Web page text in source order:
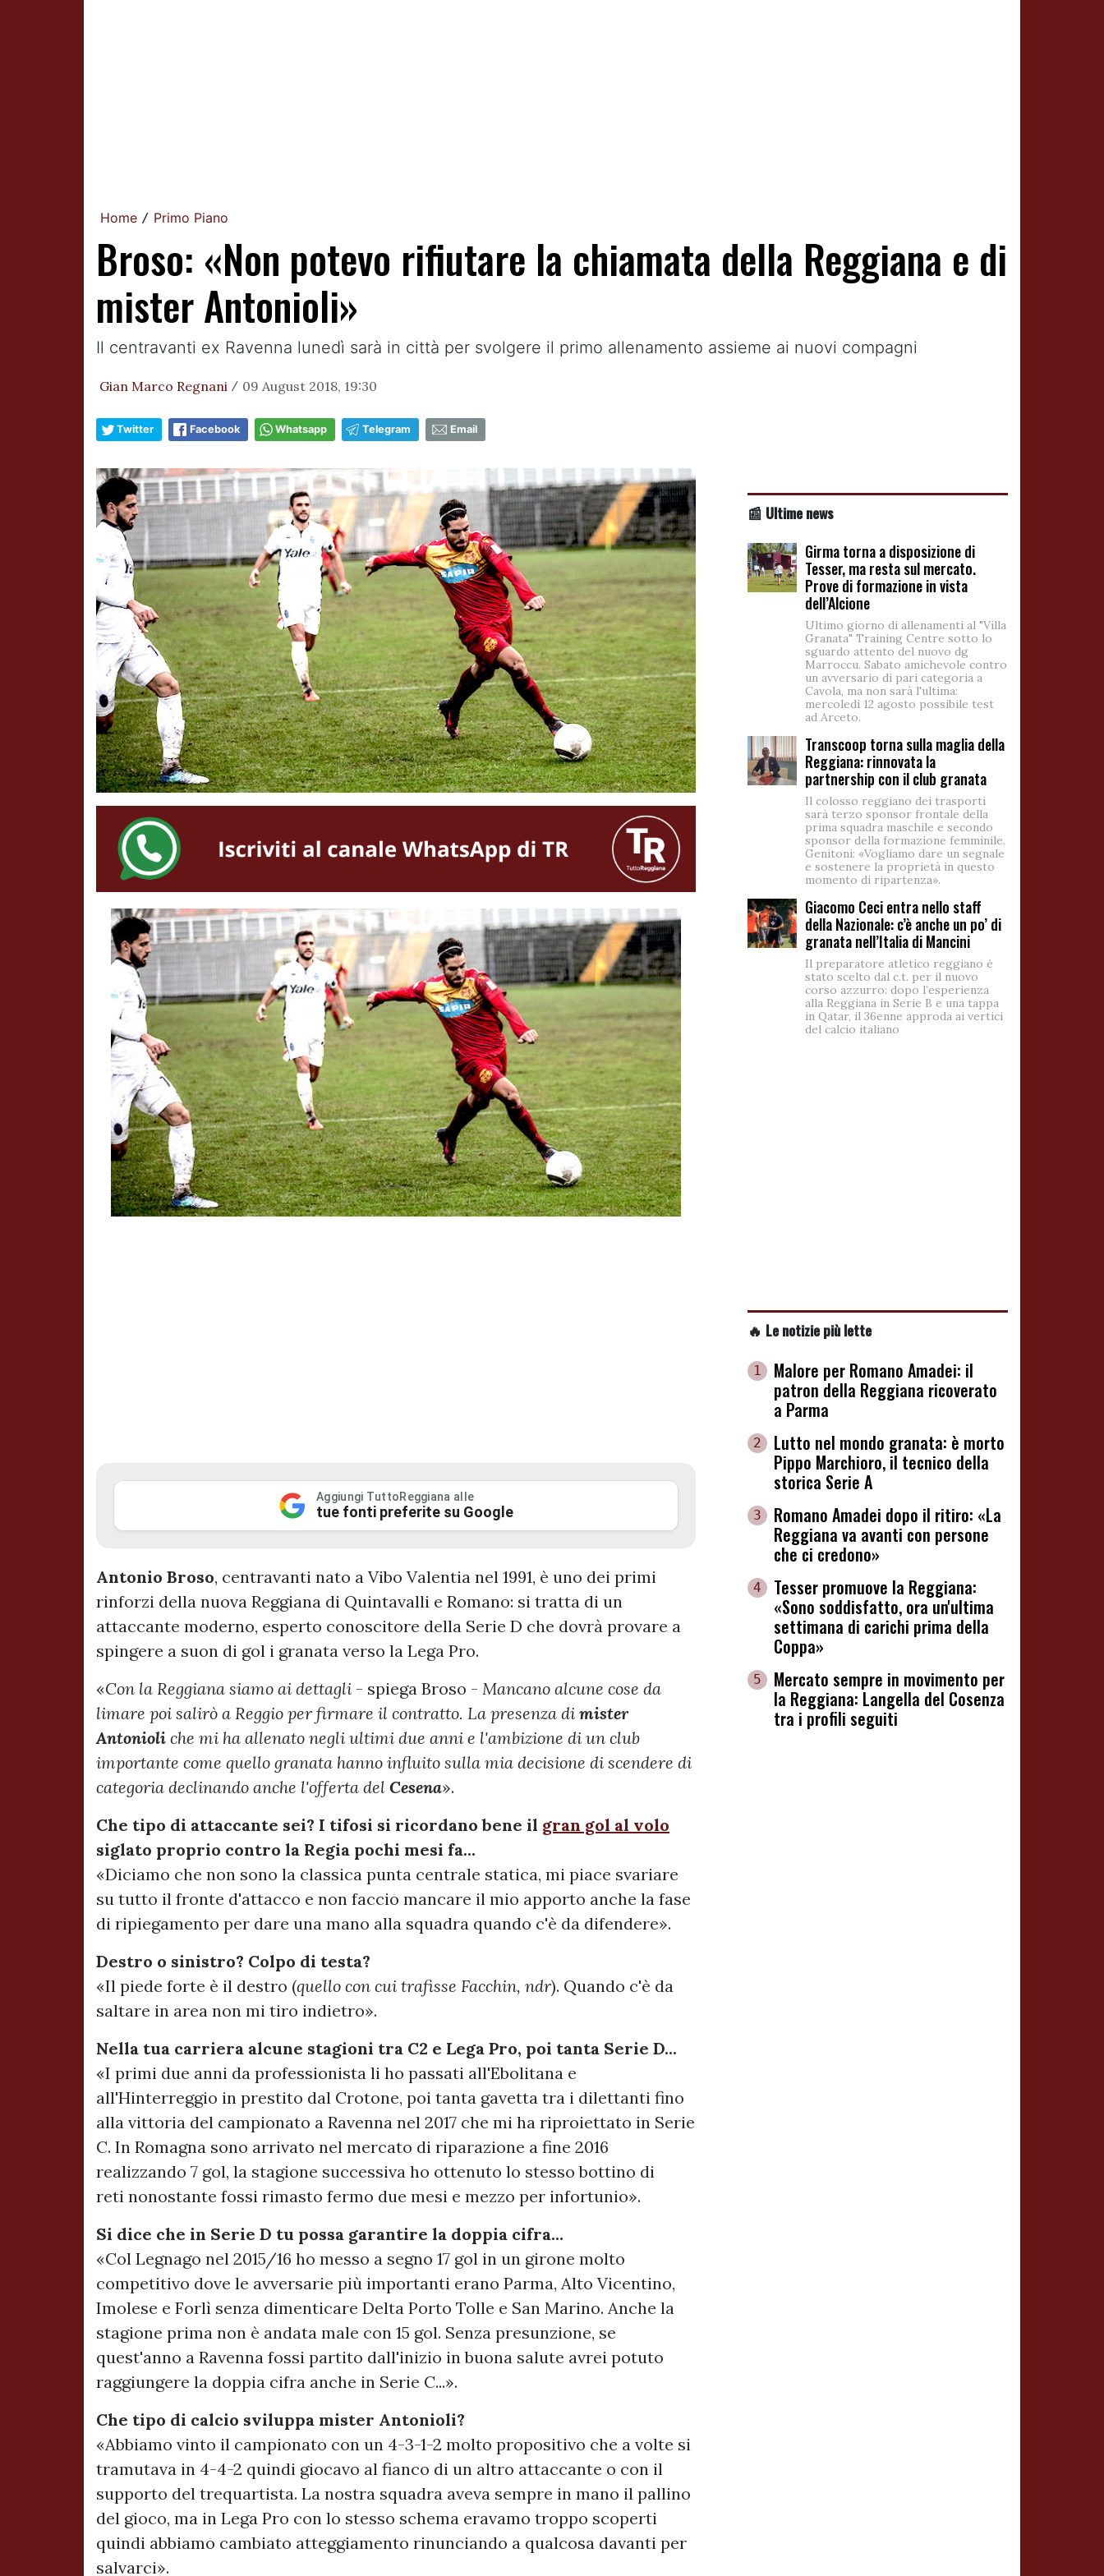
Home / Primo Piano
Broso: «Non potevo rifiutare la chiamata della Reggiana e di
mister Antonioli»
Il centravanti ex Ravenna lunedì sarà in città per svolgere il primo allenamento assieme ai nuovi compagni
Gian Marco Regnani / 09 August 2018, 19:30
Twitter Facebook Whatsapp Telegram Email
Aggiungi TuttoReggiana alle
tue fonti preferite su Google
Antonio Broso, centravanti nato a Vibo Valentia nel 1991, è uno dei primi
rinforzi della nuova Reggiana di Quintavalli e Romano: si tratta di un
attaccante moderno, esperto conoscitore della Serie D che dovrà provare a
spingere a suon di gol i granata verso la Lega Pro.
«Con la Reggiana siamo ai dettagli - spiega Broso - Mancano alcune cose da
limare poi salirò a Reggio per firmare il contratto. La presenza di mister
Antonioli che mi ha allenato negli ultimi due anni e l'ambizione di un club
importante come quello granata hanno influito sulla mia decisione di scendere di
categoria declinando anche l'offerta del Cesena».
Che tipo di attaccante sei? I tifosi si ricordano bene il gran gol al volo
siglato proprio contro la Regia pochi mesi fa...
«Diciamo che non sono la classica punta centrale statica, mi piace svariare
su tutto il fronte d'attacco e non faccio mancare il mio apporto anche la fase
di ripiegamento per dare una mano alla squadra quando c'è da difendere».
Destro o sinistro? Colpo di testa?
«Il piede forte è il destro (quello con cui trafisse Facchin, ndr). Quando c'è da
saltare in area non mi tiro indietro».
Nella tua carriera alcune stagioni tra C2 e Lega Pro, poi tanta Serie D...
«I primi due anni da professionista li ho passati all'Ebolitana e
all'Hinterreggio in prestito dal Crotone, poi tanta gavetta tra i dilettanti fino
alla vittoria del campionato a Ravenna nel 2017 che mi ha riproiettato in Serie
C. In Romagna sono arrivato nel mercato di riparazione a fine 2016
realizzando 7 gol, la stagione successiva ho ottenuto lo stesso bottino di
reti nonostante fossi rimasto fermo due mesi e mezzo per infortunio».
Si dice che in Serie D tu possa garantire la doppia cifra...
«Col Legnago nel 2015/16 ho messo a segno 17 gol in un girone molto
competitivo dove le avversarie più importanti erano Parma, Alto Vicentino,
Imolese e Forlì senza dimenticare Delta Porto Tolle e San Marino. Anche la
stagione prima non è andata male con 15 gol. Senza presunzione, se
quest'anno a Ravenna fossi partito dall'inizio in buona salute avrei potuto
raggiungere la doppia cifra anche in Serie C...».
Che tipo di calcio sviluppa mister Antonioli?
«Abbiamo vinto il campionato con un 4-3-1-2 molto propositivo che a volte si
tramutava in 4-4-2 quindi giocavo al fianco di un altro attaccante o con il
supporto del trequartista. La nostra squadra aveva sempre in mano il pallino
del gioco, ma in Lega Pro con lo stesso schema eravamo troppo scoperti
quindi abbiamo cambiato atteggiamento rinunciando a qualcosa davanti per
salvarci».
📰 Ultime news
Girma torna a disposizione di
Tesser, ma resta sul mercato.
Prove di formazione in vista
dell’Alcione
Ultimo giorno di allenamenti al "Villa
Granata" Training Centre sotto lo
sguardo attento del nuovo dg
Marroccu. Sabato amichevole contro
un avversario di pari categoria a
Cavola, ma non sarà l'ultima:
mercoledì 12 agosto possibile test
ad Arceto.
Transcoop torna sulla maglia della
Reggiana: rinnovata la
partnership con il club granata
Il colosso reggiano dei trasporti
sarà terzo sponsor frontale della
prima squadra maschile e secondo
sponsor della formazione femminile.
Genitoni: «Vogliamo dare un segnale
e sostenere la proprietà in questo
momento di ripartenza».
Giacomo Ceci entra nello staff
della Nazionale: c’è anche un po’ di
granata nell’Italia di Mancini
Il preparatore atletico reggiano è
stato scelto dal c.t. per il nuovo
corso azzurro: dopo l’esperienza
alla Reggiana in Serie B e una tappa
in Qatar, il 36enne approda ai vertici
del calcio italiano
🔥 Le notizie più lette
1
Malore per Romano Amadei: il
patron della Reggiana ricoverato
a Parma
2
Lutto nel mondo granata: è morto
Pippo Marchioro, il tecnico della
storica Serie A
3
Romano Amadei dopo il ritiro: «La
Reggiana va avanti con persone
che ci credono»
4
Tesser promuove la Reggiana:
«Sono soddisfatto, ora un'ultima
settimana di carichi prima della
Coppa»
5
Mercato sempre in movimento per
la Reggiana: Langella del Cosenza
tra i profili seguiti